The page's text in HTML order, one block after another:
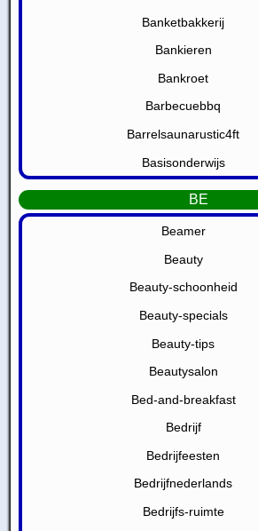
Banketbakkerij
Bankieren
Bankroet
Barbecuebbq
Barrelsaunarustic4ft
Basisonderwijs
BE
Beamer
Beauty
Beauty-schoonheid
Beauty-specials
Beauty-tips
Beautysalon
Bed-and-breakfast
Bedrijf
Bedrijfeesten
Bedrijfnederlands
Bedrijfs-ruimte